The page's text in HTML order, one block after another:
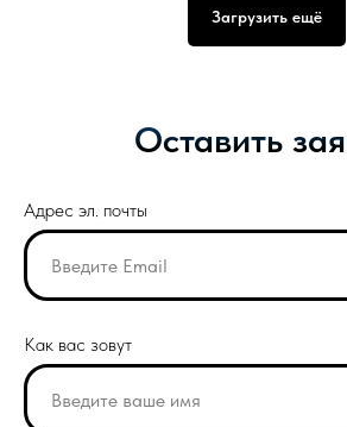
Загрузить ещё
Оставить
Адрес эл. почты
Как вас зовут